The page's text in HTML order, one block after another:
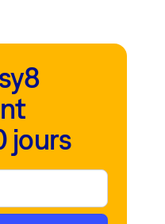
jours